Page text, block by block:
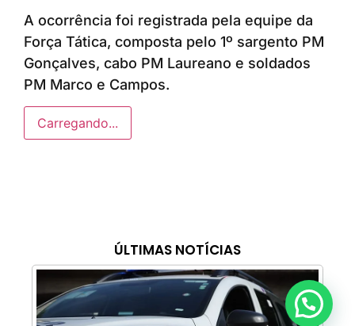
ÚLTIMAS NOTÍCIAS
A ocorrência foi registrada pela equipe da
Força Tática, composta pelo 1º sargento PM
Gonçalves, cabo PM Laureano e soldados
PM Marco e Campos.
Carregando...
Anunciar ou recomendar matéria